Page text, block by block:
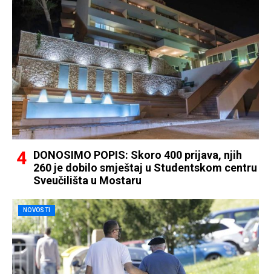
DONOSIMO POPIS: Skoro 400 prijava, njih
260 je dobilo smještaj u Studentskom centru
Sveučilišta u Mostaru
NOVOSTI